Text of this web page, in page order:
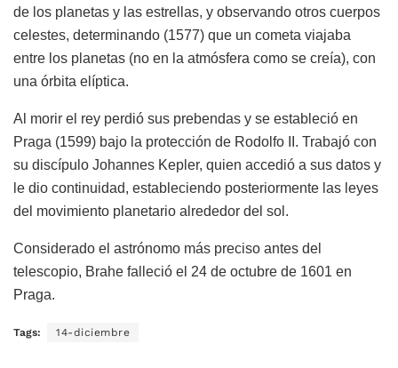
de los planetas y las estrellas, y observando otros cuerpos
celestes, determinando (1577) que un cometa viajaba
entre los planetas (no en la atmósfera como se creía), con
una órbita elíptica.
Al morir el rey perdió sus prebendas y se estableció en
Praga (1599) bajo la protección de Rodolfo II. Trabajó con
su discípulo Johannes Kepler, quien accedió a sus datos y
le dio continuidad, estableciendo posteriormente las leyes
del movimiento planetario alrededor del sol.
Considerado el astrónomo más preciso antes del
telescopio, Brahe falleció el 24 de octubre de 1601 en
Praga.
Tags: 14-diciembre